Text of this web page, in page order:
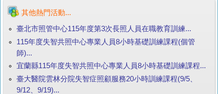
其他熱門活動...
臺北市照管中心115年度第3次長照人員在職教育訓練...
115年度失智共照中心專業人員8小時基礎訓練課程(個管
師)...
宜蘭縣115年度失智共照中心專業人員8小時基礎訓練課程...
臺大醫院雲林分院失智症照顧服務20小時訓練課程(9/5、
9/12、9/19)...